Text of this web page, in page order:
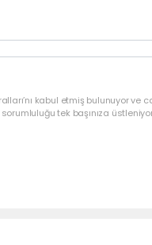
kabul etmiş bulunuyor
tek başınıza